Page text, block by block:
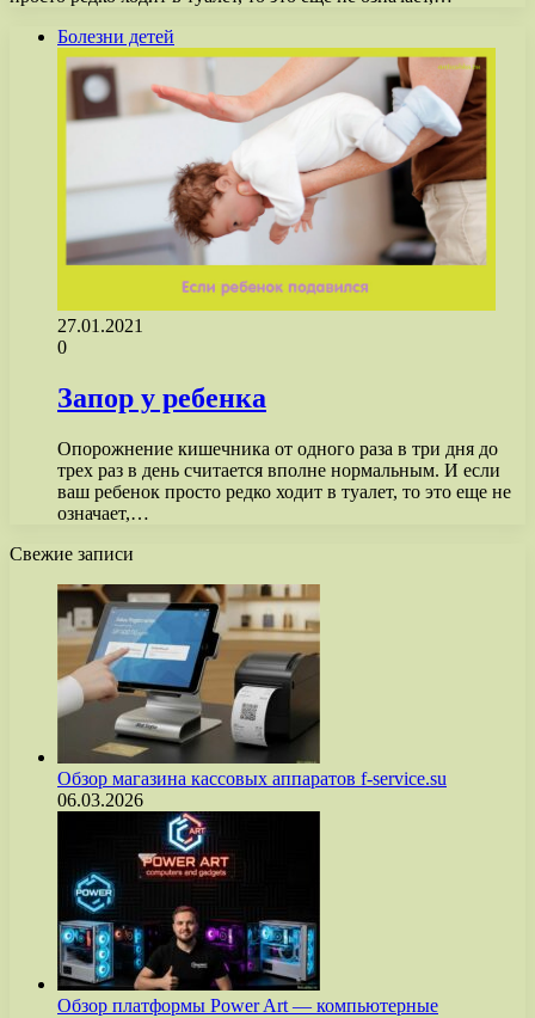
Болезни детей
27.01.2021
0
Запор у ребенка
Опорожнение кишечника от одного раза в три дня до
трех раз в день считается вполне нормальным. И если
ваш ребенок просто редко ходит в туалет, то это еще не
означает,…
Свежие записи
Обзор магазина кассовых аппаратов f-service.su
06.03.2026
Обзор платформы Power Art — компьютерные